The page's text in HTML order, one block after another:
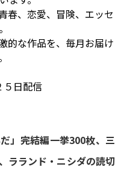
春、恋愛、冒険、エッセ
的な作品を、毎月お届け
５日配信
」完結編一挙300枚、三
ラランド・ニシダの読切